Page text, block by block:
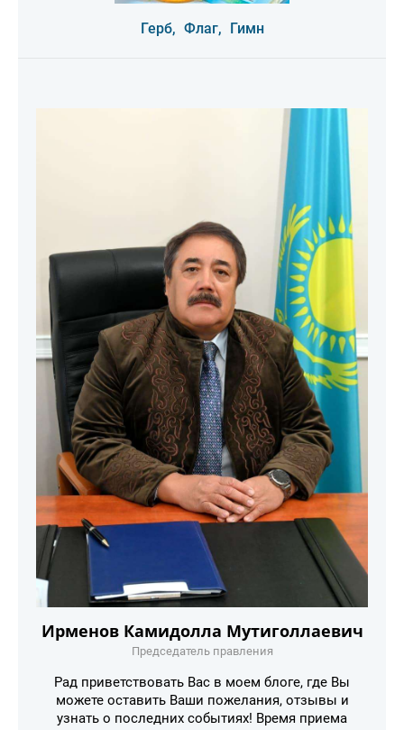
Герб, Флаг, Гимн
Ирменов Камидолла Мутиголлаевич
Председатель правления
Рад приветствовать Вас в моем блоге, где Вы
можете оставить Ваши пожелания, отзывы и
узнать о последних событиях! Время приема